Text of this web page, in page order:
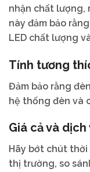
nhận chất lượng,
này đảm bảo
LED chất lượng
Tính tương
Đảm bảo rằng
hệ thống đèn và
Giá cả và dịch
Hãy bớt chút
thị trường, so